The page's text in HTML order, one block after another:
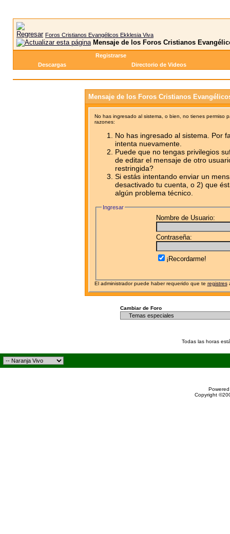
Foros Cristianos Evangélicos Ekklesia Viva
Mensaje de los Foros Cristianos
Registrarse
Descargas
Directorio de Videos
Mensaje de los Foros Cristianos
No has ingresado al sistema, o bien, no tienes permiso
razones:
No has ingresado al sistema. Por
intenta nuevamente.
Puede que no tengas privilegios
de editar el mensaje de otro
restringida?
Si estás intentando enviar un
desactivado tu cuenta, o 2) que
algún problema técnico.
Ingresar
Nombre de Usuario:
Contraseña:
¡Recordarme!
El administrador puede haber requerido que te registres
Cambiar de Foro
Todas las horas
Copyright